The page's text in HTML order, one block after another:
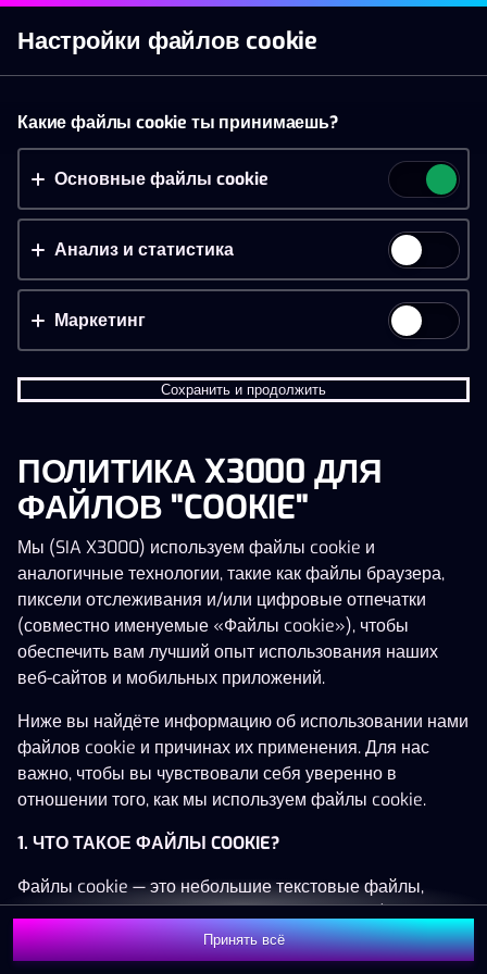
Эта игра недоступна как демо-версия.
Пожалуйста, авторизуйся, чтобы играть в
эту игру на реальные деньги.
Принять файлы cookie?
На этом веб-сайте используются 3 различных типа
файлов cookie: основные, отслеживающие и
Принять всё
Настройки и информация
Настройки файлов cookie
Какие файлы cookie ты принимаешь?
Основные файлы cookie
Анализ и статистика
Маркетинг
Сохранить и продолжить
ПОЛИТИКА X3000 ДЛЯ
ФАЙЛОВ "COOKIE"
Мы (SIA X3000) используем файлы cookie и
аналогичные технологии, такие как файлы браузера,
пиксели отслеживания и/или цифровые отпечатки
(совместно именуемые «Файлы cookie»), чтобы
обеспечить вам лучший опыт использования наших
веб-сайтов и мобильных приложений.
Ниже вы найдёте информацию об использовании нами
файлов cookie и причинах их применения. Для нас
важно, чтобы вы чувствовали себя уверенно в
отношении того, как мы используем файлы cookie.
1. ЧТО ТАКОЕ ФАЙЛЫ COOKIE?
Файлы cookie — это небольшие текстовые файлы,
которые сохраняются на вашем устройстве (например,
на компьютере, мобильном телефоне или планшете)
при посещении наших веб-сайтов. Размещение
Принять всё